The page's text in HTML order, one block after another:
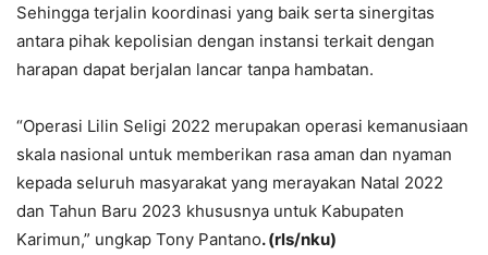
Sehingga terjalin koordinasi yang baik serta sinergitas
antara pihak kepolisian dengan instansi terkait dengan
harapan dapat berjalan lancar tanpa hambatan.
“Operasi Lilin Seligi 2022 merupakan operasi kemanusiaan
skala nasional untuk memberikan rasa aman dan nyaman
kepada seluruh masyarakat yang merayakan Natal 2022
dan Tahun Baru 2023 khususnya untuk Kabupaten
Karimun,” ungkap Tony Pantano. (rls/nku)